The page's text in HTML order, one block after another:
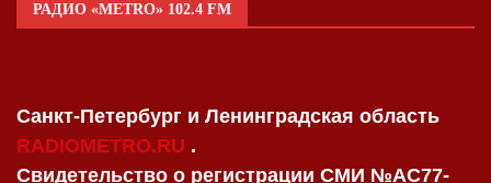
РАДИО «METRO» 102.4 FM
Санкт-Петербург и Ленинградская область
RADIOMETRO.RU .
Свидетельство о регистрации СМИ №AC77-